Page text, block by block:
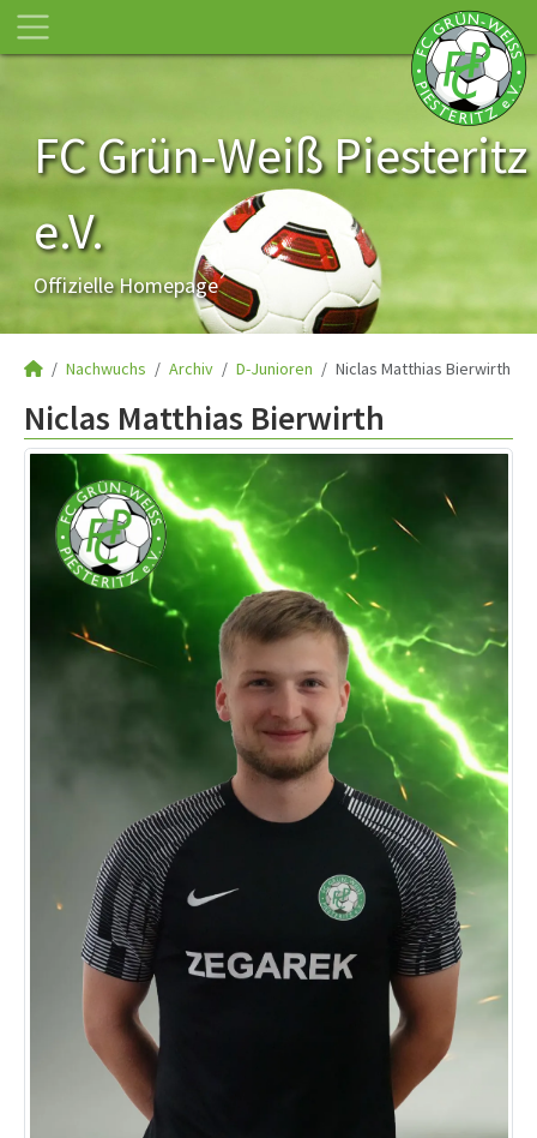
FC Grün-Weiß Piesteritz
e.V.
Offizielle Homepage
Nachwuchs Archiv D-Junioren Niclas Matthias Bierwirth
Niclas Matthias Bierwirth